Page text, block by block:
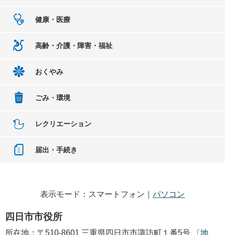
健康・医療
高齢・介護・障害・福祉
おくやみ
ごみ・環境
レクリエーション
届出・手続き
表示モード：スマートフォン｜ パソコン
四日市市役所
所在地：〒510-8601 三重県四日市市諏訪町１番5号 〔地